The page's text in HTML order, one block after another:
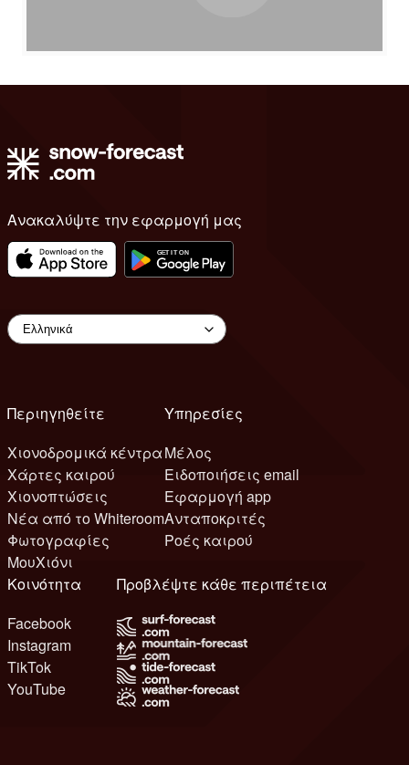
Ανακαλύψτε την εφαρμογή μας
Περιηγηθείτε
Χιονοδρομικά κέντρα
Χάρτες καιρού
Χιονοπτώσεις
Νέα από το Whiteroom
Φωτογραφίες
ΜουΧιόνι
Υπηρεσίες
Μέλος
Ειδοποιήσεις email
Εφαρμογή app
Ανταποκριτές
Ροές καιρού
Κοινότητα
Facebook
Instagram
TikTok
YouTube
Προβλέψτε κάθε περιπέτεια